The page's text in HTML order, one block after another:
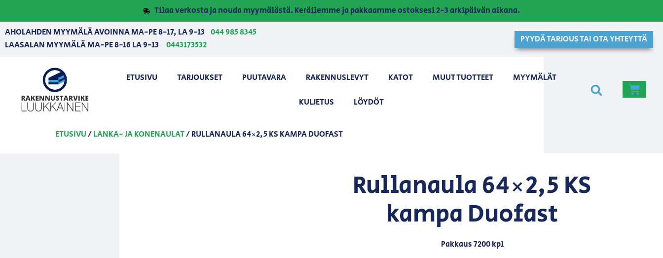
Tilaa verkosta ja nouda myymälästä. Keräilemme ja pakkaamme ostoksesi 2-3 arkipäivän aikana.
AHOLAHDEN MYYMÄLÄ AVOINNA MA-PE 8-17, LA 9-13 044 985 8345
LAASALAN MYYMÄLÄ MA-PE 8-16 LA 9-13
0443173532
PYYDÄ TARJOUS TAI OTA YHTEYTTÄ
ETUSIVU TARJOUKSET PUUTAVARA RAKENNUSLEVYT KATOT MUUT TUOTTEET MYYMÄLÄT
KULJETUS LÖYDÖT
ETUSIVU/LANKA- JA KONENAULAT/ RULLANAULA 64×2,5 KS KAMPA DUOFAST
Rullanaula 64×2,5 KS
kampa Duofast
Pakkaus 7200 kpl